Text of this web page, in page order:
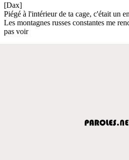
[Dax]
Piégé à l'intérieur de ta cage, c'était un
Les montagnes russes constantes me
pas voir